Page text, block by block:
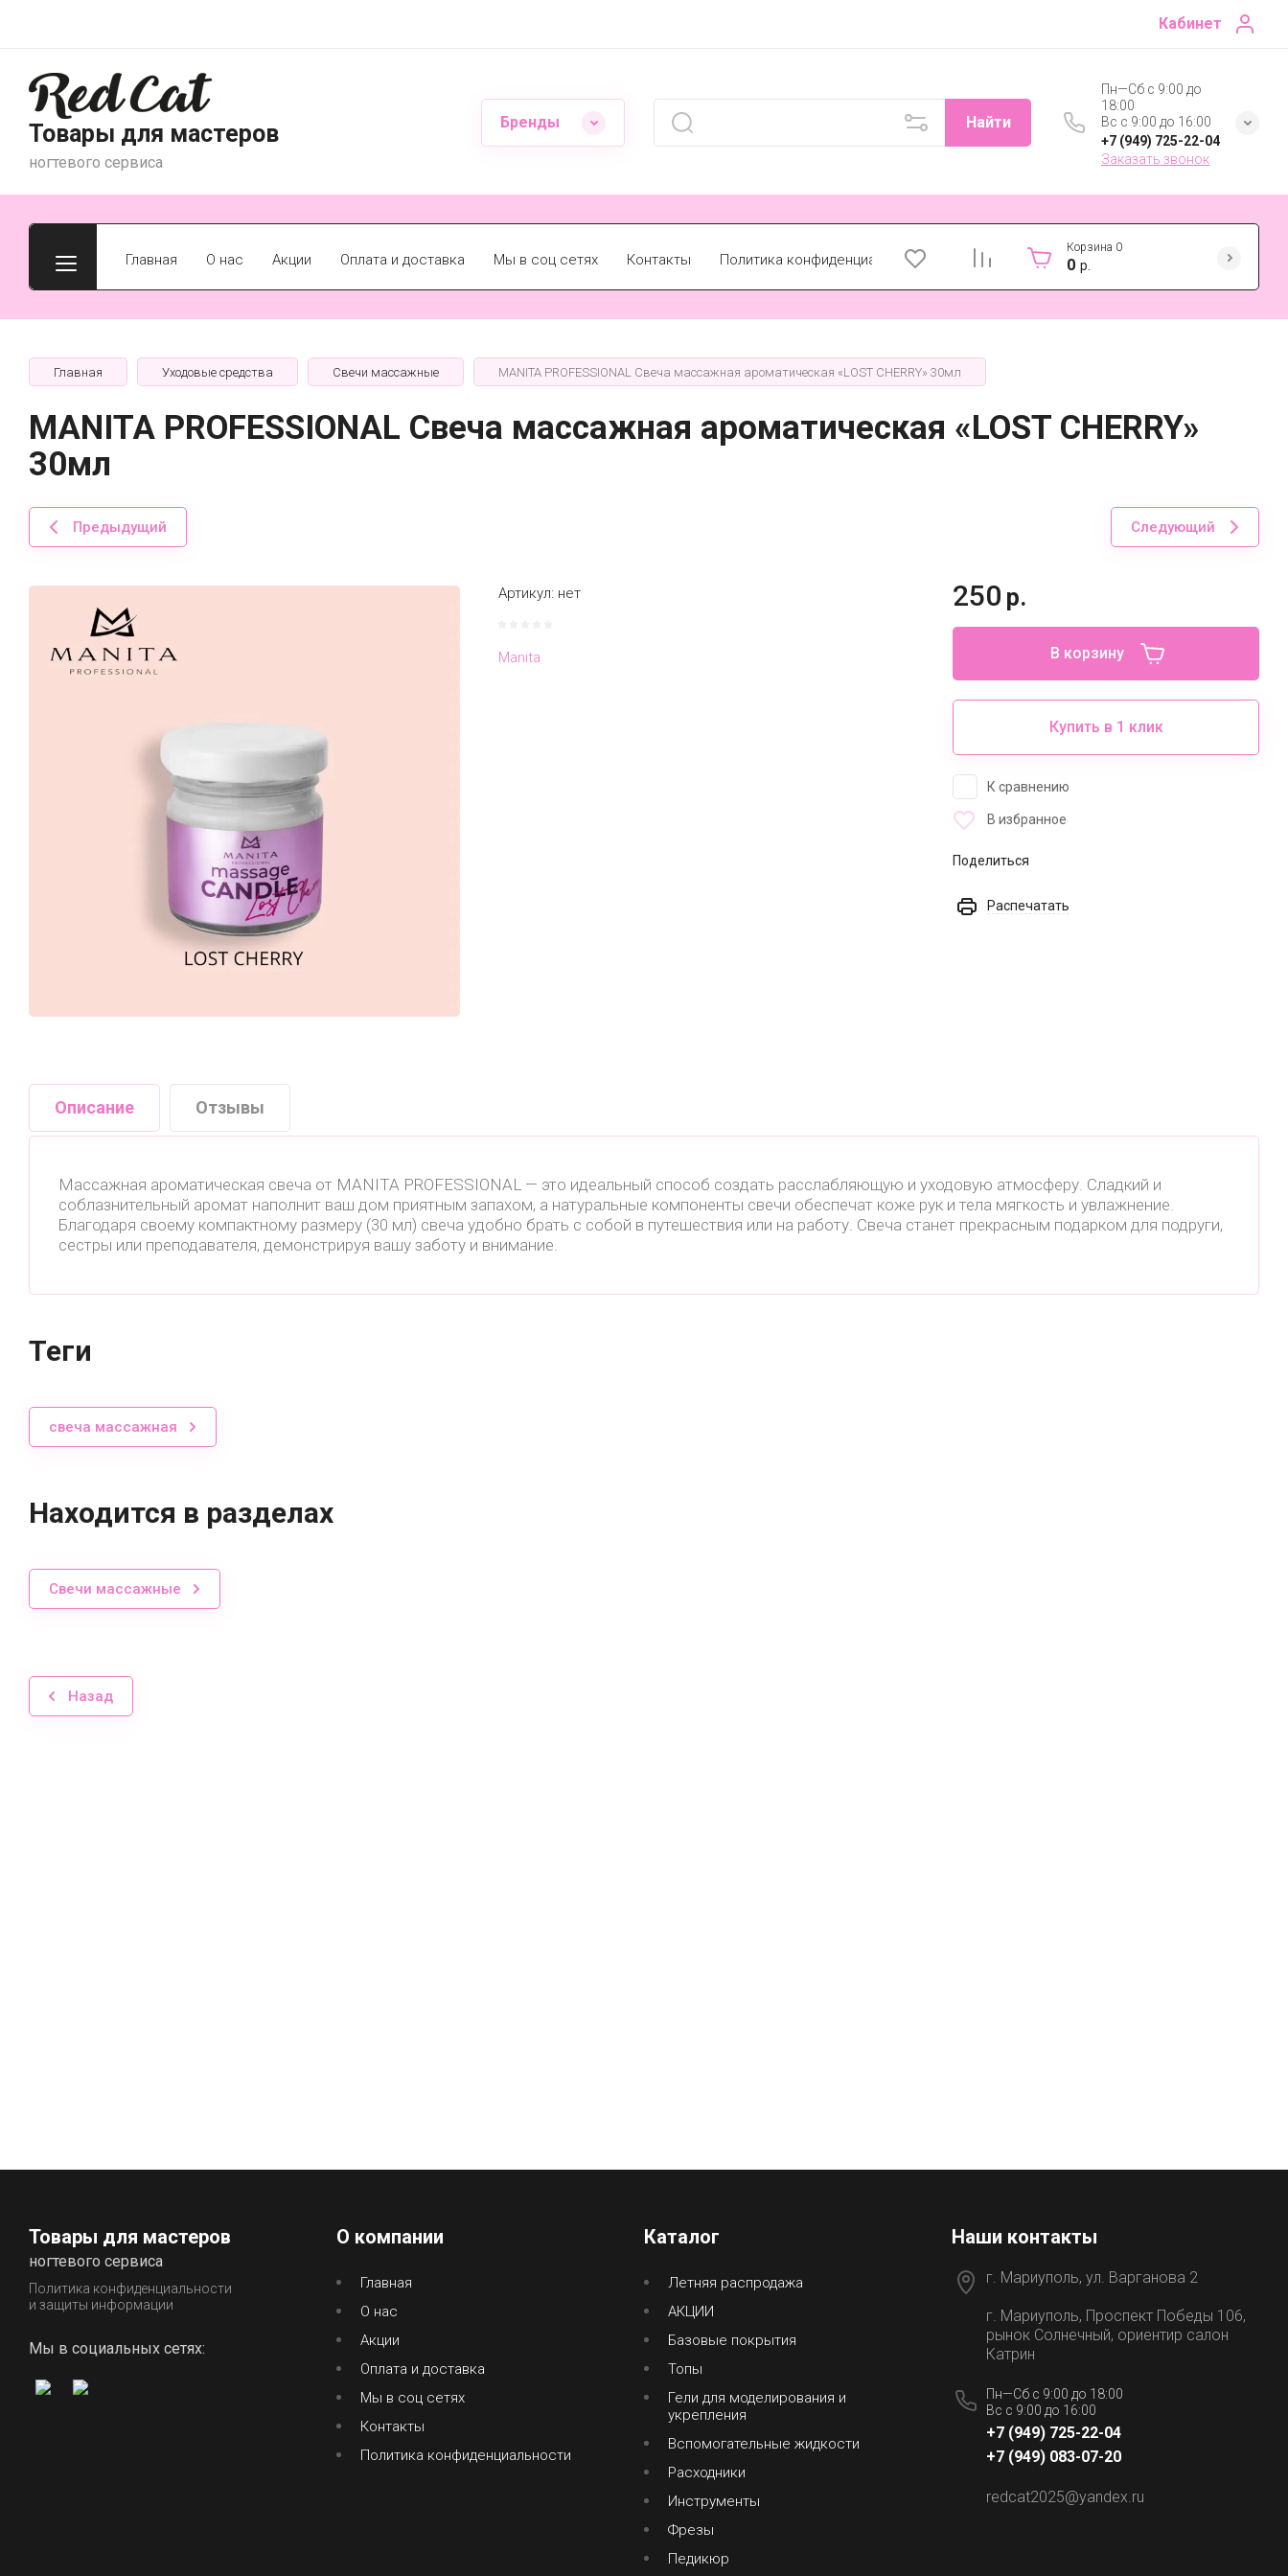
Кабинет
Товары для мастеров
ногтевого сервиса
Бренды Найти
Пн—Сб с 9:00 до
18:00
Вс с 9:00 до 16:00
+7 (949) 725-22-04
Заказать звонок
Главная О нас Акции Оплата и доставка Мы в соц сетях Контакты Политика конфиденциальности
Корзина 0
0 р.
Главная Уходовые средства Свечи массажные MANITA PROFESSIONAL Свеча массажная ароматическая «LOST CHERRY» 30мл
MANITA PROFESSIONAL Свеча массажная ароматическая «LOST CHERRY»
30мл
Предыдущий Следующий
Артикул: нет
Manita
250 р.
В корзину
Купить в 1 клик
К сравнению
В избранное
Поделиться
Распечатать
Описание Отзывы
Массажная ароматическая свеча от MANITA PROFESSIONAL — это идеальный способ создать расслабляющую и уходовую атмосферу. Сладкий и
соблазнительный аромат наполнит ваш дом приятным запахом, а натуральные компоненты свечи обеспечат коже рук и тела мягкость и увлажнение.
Благодаря своему компактному размеру (30 мл) свеча удобно брать с собой в путешествия или на работу. Свеча станет прекрасным подарком для подруги,
сестры или преподавателя, демонстрируя вашу заботу и внимание.
теги
свеча массажная
Находится в разделах
Свечи массажные
Назад
Товары для мастеров
ногтевого сервиса
Политика конфиденциальности
и защиты информации
Мы в социальных сетях:
О компании
Главная
О нас
Акции
Оплата и доставка
Мы в соц сетях
Контакты
Политика конфиденциальности
Каталог
Летняя распродажа
АКЦИИ
Базовые покрытия
Топы
Гели для моделирования и
укрепления
Вспомогательные жидкости
Расходники
Инструменты
Фрезы
Педикюр
Наши контакты
г. Мариуполь, ул. Варганова 2
г. Мариуполь, Проспект Победы 106,
рынок Солнечный, ориентир салон
Катрин
Пн—Сб с 9:00 до 18:00
Вс с 9:00 до 16:00
+7 (949) 725-22-04
+7 (949) 083-07-20
redcat2025@yandex.ru